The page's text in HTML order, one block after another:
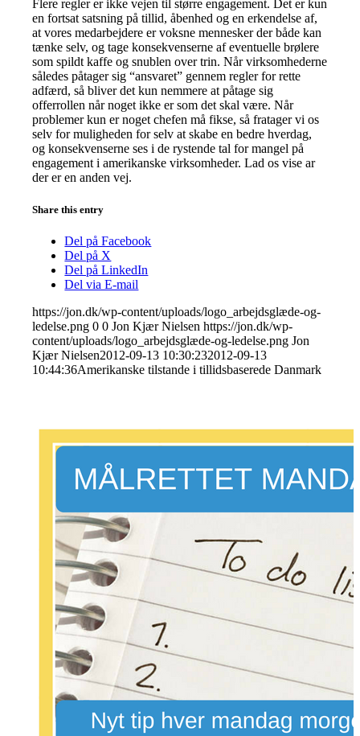
Flere regler er ikke vejen til større engagement. Det er kun
en fortsat satsning på tillid, åbenhed og en erkendelse af,
at vores medarbejdere er voksne mennesker der både kan
tænke selv, og tage konsekvenserne af eventuelle brølere
som spildt kaffe og snublen over trin. Når virksomhederne
således påtager sig “ansvaret” gennem regler for rette
adfærd, så bliver det kun nemmere at påtage sig
offerrollen når noget ikke er som det skal være. Når
problemer kun er noget chefen må fikse, så fratager vi os
selv for muligheden for selv at skabe en bedre hverdag,
og konsekvenserne ses i de rystende tal for mangel på
engagement i amerikanske virksomheder. Lad os vise ar
der er en anden vej.
Share this entry
Del på Facebook
Del på X
Del på LinkedIn
Del via E-mail
https://jon.dk/wp-content/uploads/logo_arbejdsglæde-og-
ledelse.png 0 0 Jon Kjær Nielsen https://jon.dk/wp-
content/uploads/logo_arbejdsglæde-og-ledelse.png Jon
Kjær Nielsen2012-09-13 10:30:232012-09-13
10:44:36Amerikanske tilstande i tillidsbaserede Danmark